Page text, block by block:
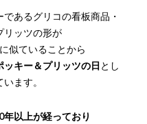
あるグリコの看板商品・
リッツの形が
似ていることから
ッキー＆プリッツの日 とし
ます。
年以上が経っており